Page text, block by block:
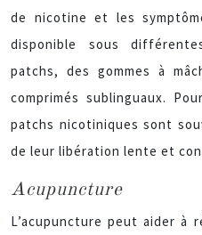
de nicotine et les
disponible sous
patchs, des gommes à
comprimés sublinguaux.
patchs nicotiniques sont
de leur libération lente et
Acupuncture
L’acupuncture peut aider à